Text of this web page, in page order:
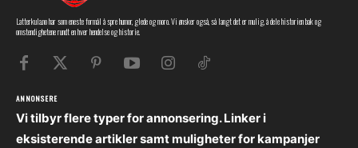
Latterkula.no har som eneste formål å spre humor, glede og moro. Vi ønsker også, så langt det er mulig, å dele historien bak og
omstendighetene rundt en hver hendelse og historie.
ANNONSERE
Vi tilbyr flere typer for annonsering. Linker i
eksisterende artikler samt muligheter for kampanjer